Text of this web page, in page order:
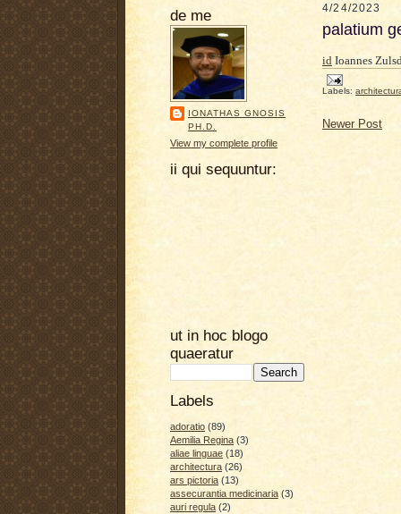
de me
IONATHAS GNOSIS
PH.D.
View my complete profile
ii qui sequuntur:
ut in hoc blogo
quaeratur
Labels
adoratio (89)
Aemilia Regina (3)
aliae linguae (18)
architectura (26)
ars pictoria (13)
assecurantia medicinaria (3)
auri regula (2)
4/24/2023
palatium
id Ioannes
Labels:
Newer Post